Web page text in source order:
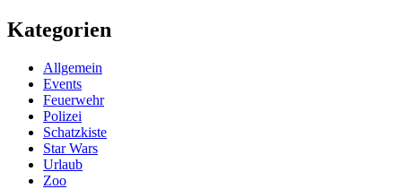
Kategorien
Allgemein
Events
Feuerwehr
Polizei
Schatzkiste
Star Wars
Urlaub
Zoo